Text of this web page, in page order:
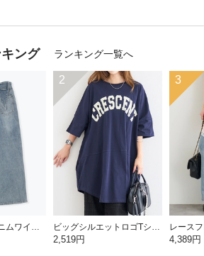
ング ランキング一覧へ
バッグリボンデニムワイドパンツ
2
ビッグシルエットロゴTシャツ
2,519円
3
レース
4,389円